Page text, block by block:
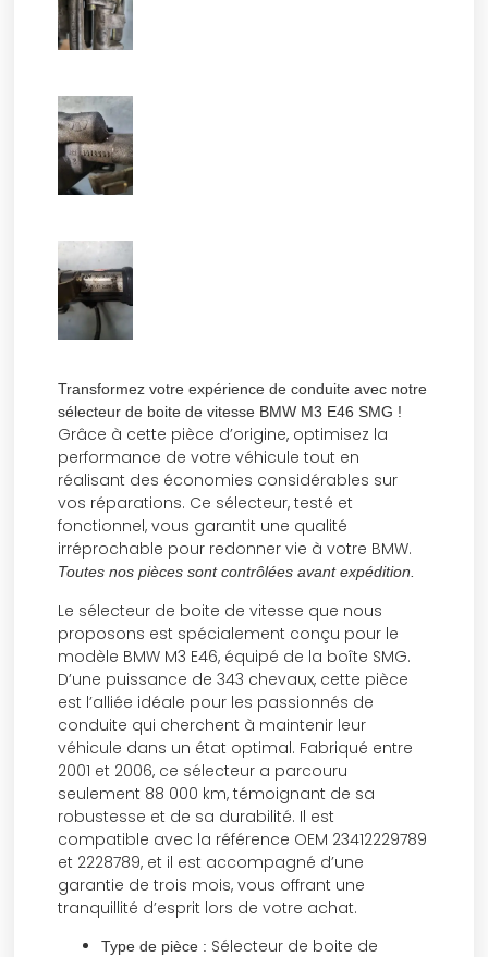
Transformez votre expérience de conduite avec notre
sélecteur de boite de vitesse BMW M3 E46 SMG !
Grâce à cette pièce d’origine, optimisez la
performance de votre véhicule tout en
réalisant des économies considérables sur
vos réparations. Ce sélecteur, testé et
fonctionnel, vous garantit une qualité
irréprochable pour redonner vie à votre BMW.
Toutes nos pièces sont contrôlées avant expédition.
Le sélecteur de boite de vitesse que nous
proposons est spécialement conçu pour le
modèle BMW M3 E46, équipé de la boîte SMG.
D’une puissance de 343 chevaux, cette pièce
est l’alliée idéale pour les passionnés de
conduite qui cherchent à maintenir leur
véhicule dans un état optimal. Fabriqué entre
2001 et 2006, ce sélecteur a parcouru
seulement 88 000 km, témoignant de sa
robustesse et de sa durabilité. Il est
compatible avec la référence OEM 23412229789
et 2228789, et il est accompagné d’une
garantie de trois mois, vous offrant une
tranquillité d’esprit lors de votre achat.
Type de pièce : Sélecteur de boite de